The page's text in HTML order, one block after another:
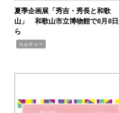
夏季企画展「秀吉・秀長と和歌
山」 和歌山市立博物館で8月8
ら
カルチャー